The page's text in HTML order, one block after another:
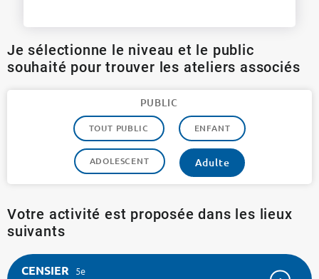
Je sélectionne le niveau et le public
souhaité pour trouver les ateliers associés
PUBLIC
TOUT PUBLIC ENFANT
ADOLESCENT Adulte
Votre activité est proposée dans les lieux
suivants
CENSIER 5e